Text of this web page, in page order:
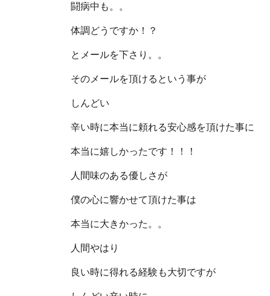
闘病中も。。
体調どうですか！？
とメールを下さり。。
そのメールを頂けるという事が
しんどい
辛い時に本当に頼れる安心感を頂けた事に
本当に嬉しかったです！！！
人間味のある優しさが
僕の心に響かせて頂けた事は
本当に大きかった。。
人間やはり
良い時に得れる経験も大切ですが